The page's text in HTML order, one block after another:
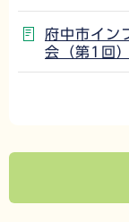
府中市イン
会（第1回